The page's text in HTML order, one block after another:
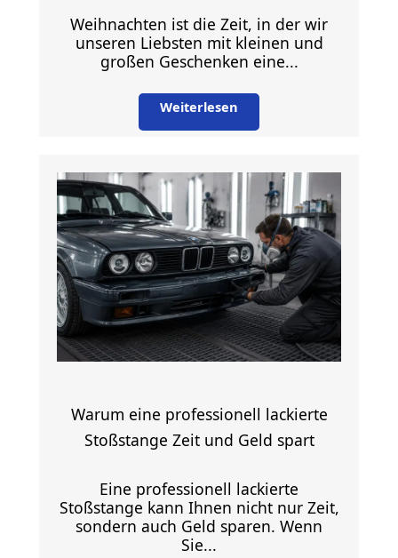
Weihnachten ist die Zeit, in der wir
unseren Liebsten mit kleinen und
großen Geschenken eine...
Weiterlesen
Warum eine professionell lackierte
Stoßstange Zeit und Geld spart
Eine professionell lackierte
Stoßstange kann Ihnen nicht nur Zeit,
sondern auch Geld sparen. Wenn
Sie...